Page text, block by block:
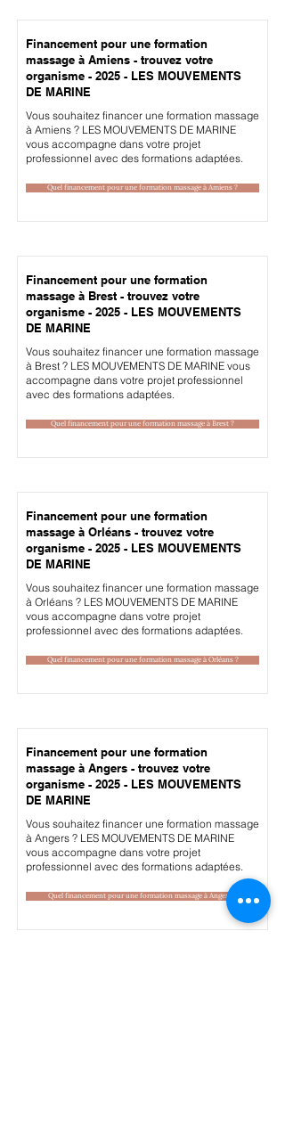
Financement pour une formation
massage à Amiens - trouvez votre
organisme - 2025 - LES MOUVEMENTS
DE MARINE
Vous souhaitez financer une formation massage
à Amiens ? LES MOUVEMENTS DE MARINE
vous accompagne dans votre projet
professionnel avec des formations adaptées.
Quel financement pour une formation massage à Amiens ?
Financement pour une formation
massage à Brest - trouvez votre
organisme - 2025 - LES MOUVEMENTS
DE MARINE
Vous souhaitez financer une formation massage
à Brest ? LES MOUVEMENTS DE MARINE vous
accompagne dans votre projet professionnel
avec des formations adaptées.
Quel financement pour une formation massage à Brest ?
Financement pour une formation
massage à Orléans - trouvez votre
organisme - 2025 - LES MOUVEMENTS
DE MARINE
Vous souhaitez financer une formation massage
à Orléans ? LES MOUVEMENTS DE MARINE
vous accompagne dans votre projet
professionnel avec des formations adaptées.
Quel financement pour une formation massage à Orléans ?
Financement pour une formation
massage à Angers - trouvez votre
organisme - 2025 - LES MOUVEMENTS
DE MARINE
Vous souhaitez financer une formation massage
à Angers ? LES MOUVEMENTS DE MARINE
vous accompagne dans votre projet
professionnel avec des formations adaptées.
Quel financement pour une formation massage à Angers ?